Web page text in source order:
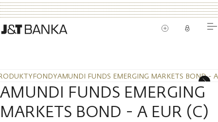
FONDYAMUNDI FUNDS EMERGING MARKETS BOND -
AMUNDI FUNDS EMERGING
MARKETS BOND - A EUR (C)